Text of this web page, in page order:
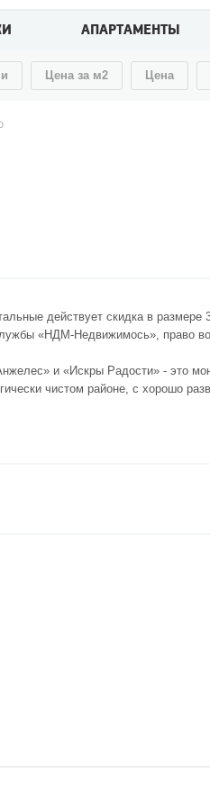
АПАРТАМЕНТЫ
Цена за м2 Цена
действует скидка в
«НДМ-Недвижимось», право
и «Искры Радости» - это
чистом районе, с хорошо